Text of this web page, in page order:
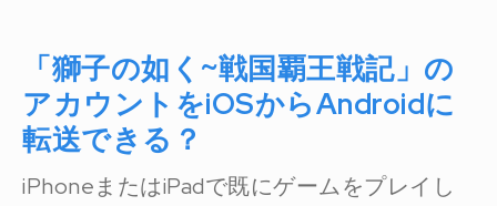
「獅子の如く~戦国覇王戦記」の
アカウントをiOSからAndroidに
転送できる？
iPhoneまたはiPadで既にゲームをプレイし